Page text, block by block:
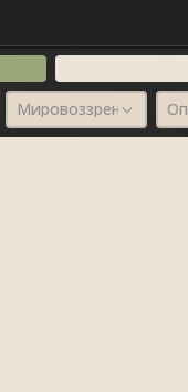
Мировоззрение